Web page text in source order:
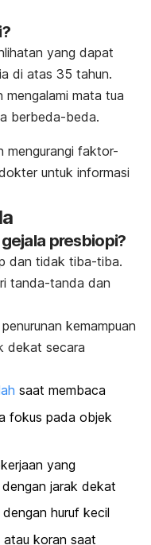
yang dapat
di atas 35 tahun.
mengalami mata tua
berbeda-beda.
mengurangi faktor-
untuk informasi
presbiopi?
dan tidak tiba-tiba.
tanda-tanda dan
kemampuan
dekat secara
saat membaca
fokus pada objek
yang
jarak dekat
huruf kecil
atau koran saat